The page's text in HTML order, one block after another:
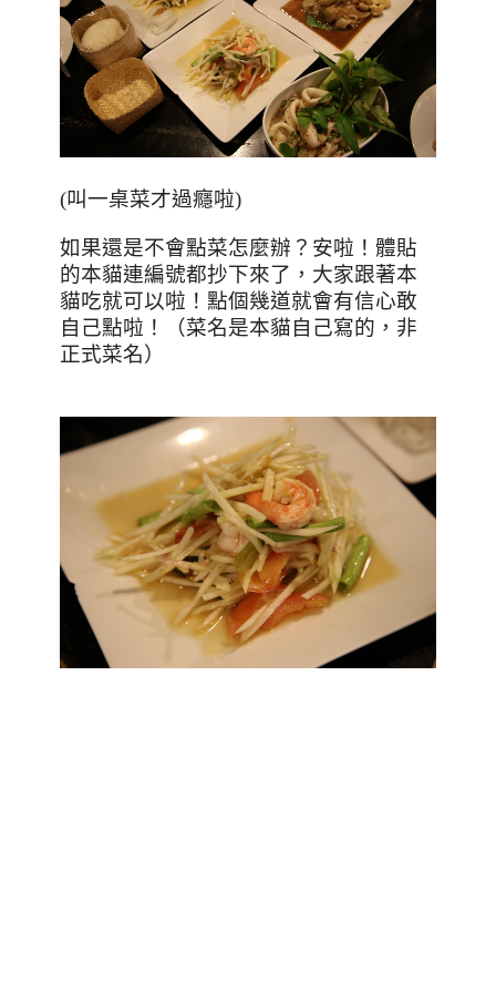
(叫一桌菜才過癮啦)
如果還是不會點菜怎麼辦？安啦！體貼
的本貓連編號都抄下來了，大家跟著本
貓吃就可以啦！點個幾道就會有信心敢
自己點啦！（菜名是本貓自己寫的，非
正式菜名）